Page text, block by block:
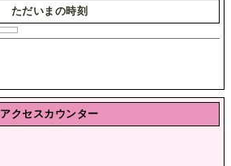
ただいまの時刻
アクセスカウンター